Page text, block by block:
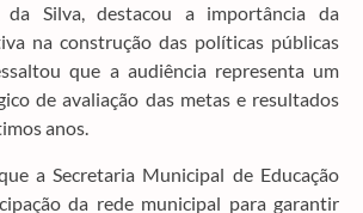
da Silva, destacou a importância da
na construção das políticas públicas
que a audiência representa um
de avaliação das metas e resultados
anos.
a Secretaria Municipal de Educação
da rede municipal para garantir